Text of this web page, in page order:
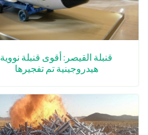
قنبلة القيصر: أقوى قنبلة نووية
هيدروجينية تم تفجيرها